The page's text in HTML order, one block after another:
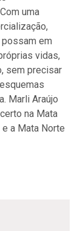
uma
em
vidas,
sem precisar
Marli Araújo
na Mata
a Mata Norte